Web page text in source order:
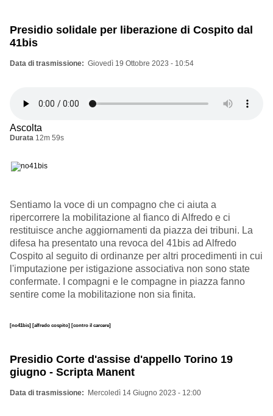
Presidio solidale per liberazione di Cospito dal
41bis
Data di trasmissione Giovedì 19 Ottobre 2023 - 10:54
Ascolta
Durata 12m 59s
Sentiamo la voce di un compagno che ci aiuta a
ripercorrere la mobilitazione al fianco di Alfredo e ci
restituisce anche aggiornamenti da piazza dei tribuni. La
difesa ha presentato una revoca del 41bis ad Alfredo
Cospito al seguito di ordinanze per altri procedimenti in cui
l'imputazione per istigazione associativa non sono state
confermate. I compagni e le compagne in piazza fanno
sentire come la mobilitazione non sia finita.
[no41bis] [alfredo cospito] [contro il carcere]
Presidio Corte d'assise d'appello Torino 19
giugno - Scripta Manent
Data di trasmissione Mercoledì 14 Giugno 2023 - 12:00